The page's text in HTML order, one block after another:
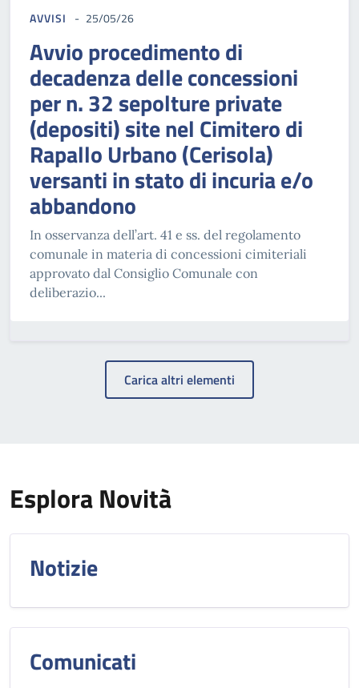
AVVISI 25/05/26
Avvio procedimento di
decadenza delle concessioni
per n. 32 sepolture private
(depositi) site nel Cimitero di
Rapallo Urbano (Cerisola)
versanti in stato di incuria e/o
abbandono
In osservanza dell’art. 41 e ss. del regolamento
comunale in materia di concessioni cimiteriali
approvato dal Consiglio Comunale con
deliberazio...
Carica altri elementi
Esplora Novità
Notizie
Comunicati